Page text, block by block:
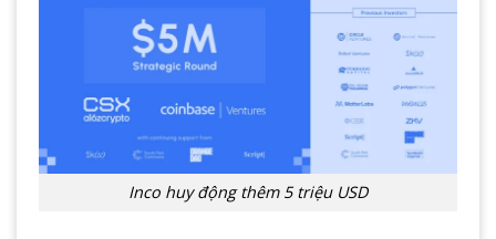
Inco huy động thêm 5 triệu USD